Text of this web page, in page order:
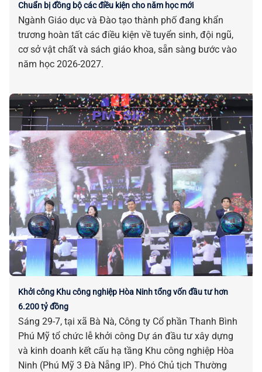
Chuẩn bị đồng bộ các điều kiện cho năm học mới
Ngành Giáo dục và Đào tạo thành phố đang khẩn
trương hoàn tất các điều kiện về tuyển sinh, đội ngũ,
cơ sở vật chất và sách giáo khoa, sẵn sàng bước vào
năm học 2026-2027.
Khởi công Khu công nghiệp Hòa Ninh tổng vốn đầu tư hơn
6.200 tỷ đồng
Sáng 29-7, tại xã Bà Nà, Công ty Cổ phần Thanh Bình
Phú Mỹ tổ chức lễ khởi công Dự án đầu tư xây dựng
và kinh doanh kết cấu hạ tầng Khu công nghiệp Hòa
Ninh (Phú Mỹ 3 Đà Nẵng IP). Phó Chủ tịch Thường